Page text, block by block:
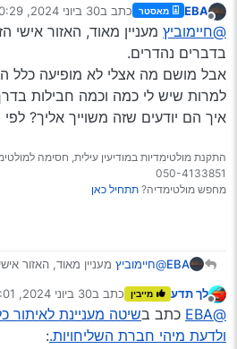
EBA מאסטר כתב ב30 ביוני 2024, 20:29
נערך לאחרונה על ידי
@חיימוביץ מעניין מאוד, האזור אישי
בדברים נהדרים.
אבל מושם מה אצלי לא מופיעה כלל
למרות שיש לי כמה וכמה חבילות
איך הם יודעים שזה משוייך אליך?
התקנת מולטימדיות במודיעין עילית, חסימה
050-4133851
מחפש מולטימדיה? תתחיל כאן
EBA@חיימוביץ מעניין מאוד, האזור
אבל מושם מה אצלי לא מופיעה
למרות שיש לי כמה וכמה חבילות
איך הם יודעים שזה משוייך אליך?
מנותק
לך תדע מייבין כתב ב30 ביוני 2024, 21:01
נערך לאחרונה על ידי לך
@EBA כתב בשיטה מעניינת
ולדעת מיהי חברת השליחויות.: